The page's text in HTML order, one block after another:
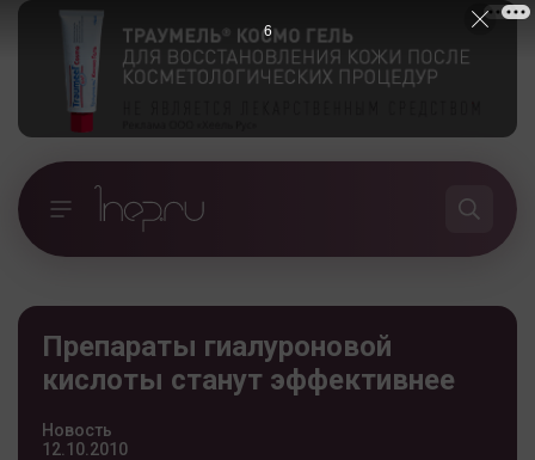
Препараты гиалуроновой
кислоты станут эффективнее
Новость
12.10.2010
5